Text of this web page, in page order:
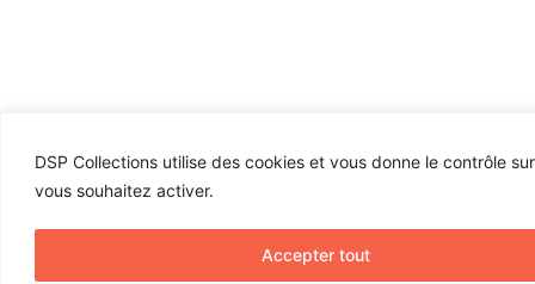
DSP Collections utilise des cookies et vous donne le contrôle
vous souhaitez activer.
Accepter tout